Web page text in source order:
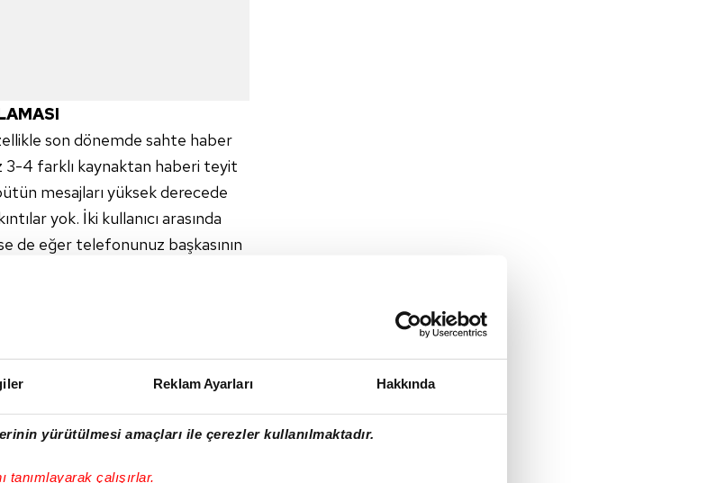
Reklam Ayarları Hakkında
yürütülmesi amaçları ile çerezler kullanılmaktadır.
tanımlayarak çalışırlar.
son dönemde sahte haber
3-4 farklı kaynaktan haberi teyit
mesajları yüksek derecede
yok. İki kullanıcı arasında
de eğer telefonunuz başkasının
mümkün hale geliyor.
sorduklarını belirterek
GELDİ
yaptığı paylaşımda şunları
gibi dolaşan asılsız bir